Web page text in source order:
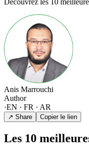
Anis Marrouchi
Author
·EN · FR · AR
↗ Share Copier le lien
Les 10